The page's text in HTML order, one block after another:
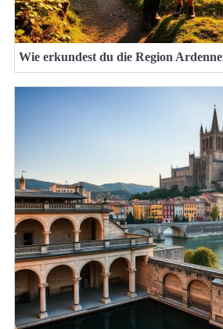
Wie erkundest du die Region